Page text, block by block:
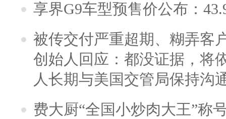
享界G9车型预售价公布：
被传交付严重超期、糊弄客
创始人回应：都没证据，将
人长期与美国交管局保持沟
费大厨“全国小炒肉大王”称